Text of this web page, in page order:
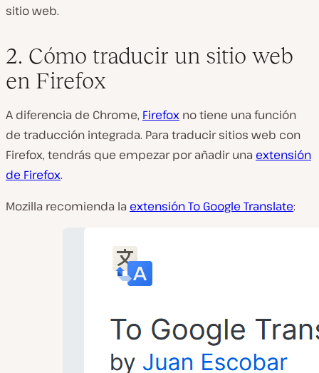
sitio web.
2. Cómo traducir un sitio web
en Firefox
A diferencia de Chrome, Firefox no tiene una función
de traducción integrada. Para traducir sitios web con
Firefox, tendrás que empezar por añadir una extensión
de Firefox.
Mozilla recomienda la extensión To Google Translate: